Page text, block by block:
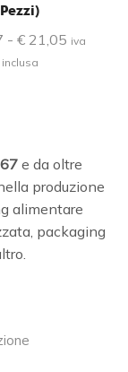
Pezzi)
- € 21,05 iva
inclusa
e da oltre
produzione
alimentare
packaging